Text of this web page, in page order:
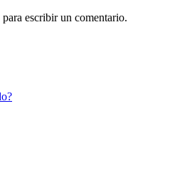
escribir un comentario.